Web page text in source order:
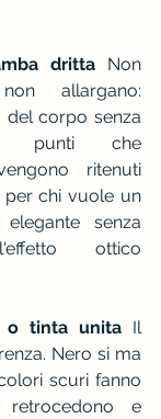
dritta Non
allargano:
del corpo senza
i punti che
ritenuti
per chi vuole un
senza
ottico
o tinta unita Il
Nero si ma
scuri fanno
retrocedono e